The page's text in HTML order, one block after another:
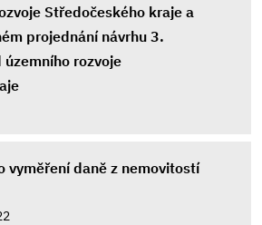
Středočeského kraje a
projednání návrhu 3.
rozvoje
vyměření daně z nemovitostí